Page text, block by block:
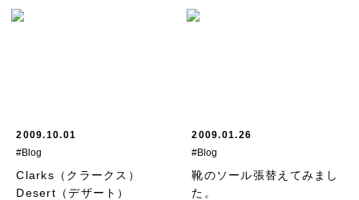
2009.10.01
#Blog
Clarks（クラークス）
Desert（デザート）
2009.01.26
#Blog
靴のソール張替えてみまし
た。